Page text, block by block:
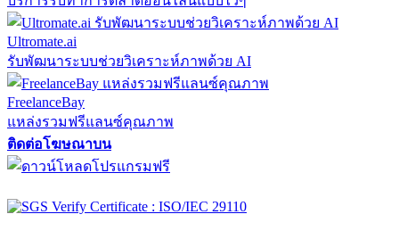
Ultromate.ai
รับพัฒนาระบบช่วยวิเคราะห์ภาพด้วย AI
FreelanceBay
แหล่งรวมฟรีแลนซ์คุณภาพ
ติดต่อโฆษณาบน